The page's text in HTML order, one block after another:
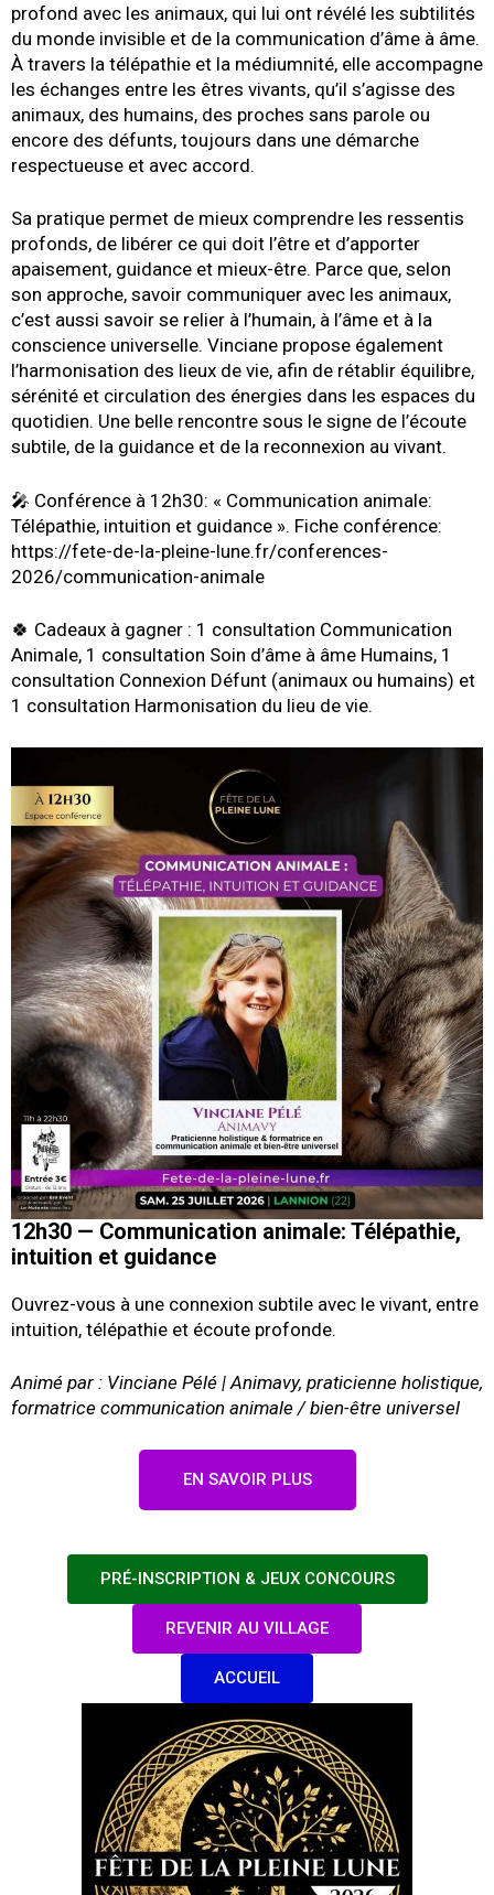
profond avec les animaux, qui lui ont révélé les subtilités
du monde invisible et de la communication d’âme à âme.
À travers la télépathie et la médiumnité, elle accompagne
les échanges entre les êtres vivants, qu’il s’agisse des
animaux, des humains, des proches sans parole ou
encore des défunts, toujours dans une démarche
respectueuse et avec accord.
Sa pratique permet de mieux comprendre les ressentis
profonds, de libérer ce qui doit l’être et d’apporter
apaisement, guidance et mieux-être. Parce que, selon
son approche, savoir communiquer avec les animaux,
c’est aussi savoir se relier à l’humain, à l’âme et à la
conscience universelle. Vinciane propose également
l’harmonisation des lieux de vie, afin de rétablir équilibre,
sérénité et circulation des énergies dans les espaces du
quotidien. Une belle rencontre sous le signe de l’écoute
subtile, de la guidance et de la reconnexion au vivant.
🎤 Conférence à 12h30: « Communication animale:
Télépathie, intuition et guidance ». Fiche conférence:
https://fete-de-la-pleine-lune.fr/conferences-
2026/communication-animale
🍀 Cadeaux à gagner : 1 consultation Communication
Animale, 1 consultation Soin d’âme à âme Humains, 1
consultation Connexion Défunt (animaux ou humains) et
1 consultation Harmonisation du lieu de vie.
12h30 — Communication animale: Télépathie,
intuition et guidance
Ouvrez-vous à une connexion subtile avec le vivant, entre
intuition, télépathie et écoute profonde.
Animé par : Vinciane Pélé | Animavy, praticienne holistique,
formatrice communication animale / bien-être universel
EN SAVOIR PLUS
PRÉ-INSCRIPTION & JEUX CONCOURS
REVENIR AU VILLAGE
ACCUEIL